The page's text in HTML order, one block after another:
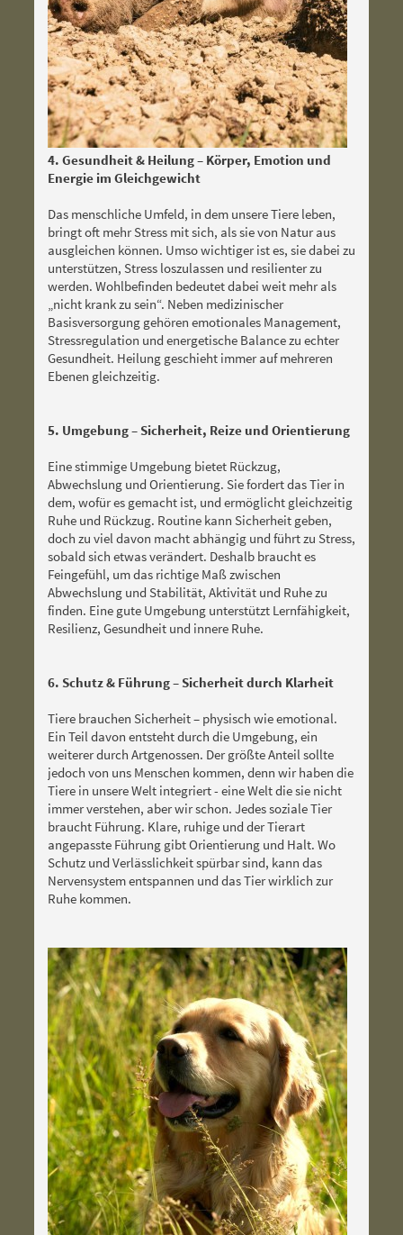
4. Gesundheit & Heilung – Körper, Emotion und
Energie im Gleichgewicht
Das menschliche Umfeld, in dem unsere Tiere leben,
bringt oft mehr Stress mit sich, als sie von Natur aus
ausgleichen können. Umso wichtiger ist es, sie dabei zu
unterstützen, Stress loszulassen und resilienter zu
werden. Wohlbefinden bedeutet dabei weit mehr als
„nicht krank zu sein“. Neben medizinischer
Basisversorgung gehören emotionales Management,
Stressregulation und energetische Balance zu echter
Gesundheit. Heilung geschieht immer auf mehreren
Ebenen gleichzeitig.
5. Umgebung – Sicherheit, Reize und Orientierung
Eine stimmige Umgebung bietet Rückzug,
Abwechslung und Orientierung. Sie fordert das Tier in
dem, wofür es gemacht ist, und ermöglicht gleichzeitig
Ruhe und Rückzug. Routine kann Sicherheit geben,
doch zu viel davon macht abhängig und führt zu Stress,
sobald sich etwas verändert. Deshalb braucht es
Feingefühl, um das richtige Maß zwischen
Abwechslung und Stabilität, Aktivität und Ruhe zu
finden. Eine gute Umgebung unterstützt Lernfähigkeit,
Resilienz, Gesundheit und innere Ruhe.
6. Schutz & Führung – Sicherheit durch Klarheit
Tiere brauchen Sicherheit – physisch wie emotional.
Ein Teil davon entsteht durch die Umgebung, ein
weiterer durch Artgenossen. Der größte Anteil sollte
jedoch von uns Menschen kommen, denn wir haben die
Tiere in unsere Welt integriert - eine Welt die sie nicht
immer verstehen, aber wir schon. Jedes soziale Tier
braucht Führung. Klare, ruhige und der Tierart
angepasste Führung gibt Orientierung und Halt. Wo
Schutz und Verlässlichkeit spürbar sind, kann das
Nervensystem entspannen und das Tier wirklich zur
Ruhe kommen.